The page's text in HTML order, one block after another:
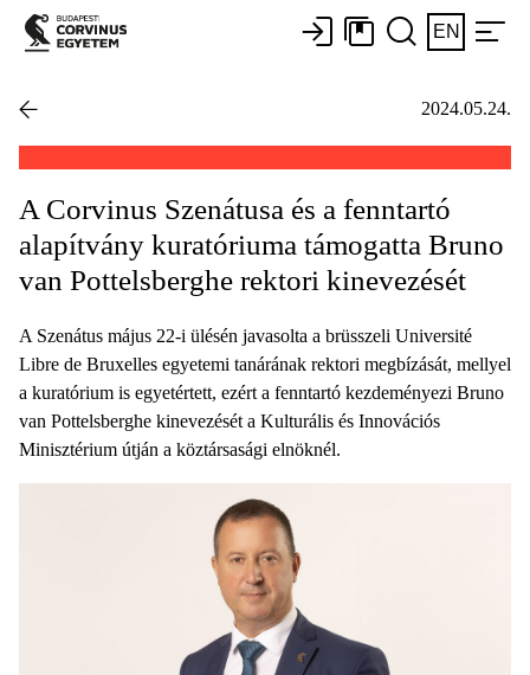
EN
2024.05.24.
A Corvinus Szenátusa és a fenntartó
alapítvány kuratóriuma támogatta Bruno
van Pottelsberghe rektori kinevezését
A Szenátus május 22-i ülésén javasolta a brüsszeli Université
Libre de Bruxelles egyetemi tanárának rektori megbízását, mellyel
a kuratórium is egyetértett, ezért a fenntartó kezdeményezi Bruno
van Pottelsberghe kinevezését a Kulturális és Innovációs
Minisztérium útján a köztársasági elnöknél.